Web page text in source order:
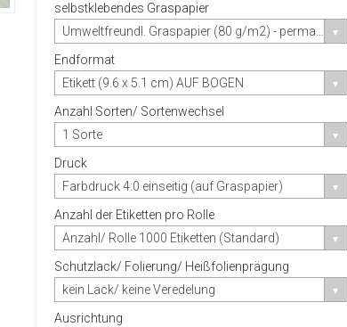
selbstklebendes Graspapier
Endformat
Etikett (9.6 x 5.1 cm) AUF BOGEN
Anzahl Sorten/ Sortenwechsel
1 Sorte
Druck
Farbdruck 4:0 einseitig (auf Graspapier)
Anzahl der Etiketten pro Rolle
Anzahl/ Rolle 1000 Etiketten (Standard)
Schutzlack/ Folierung/ Heißfolienprägung
kein Lack/ keine Veredelung
Ausrichtung